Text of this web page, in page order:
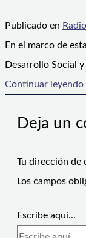
Publicado en
En el marco de
Desarrollo Social
Continuar leyendo
Deja un
Tu dirección de
Los campos
Escribe aquí...